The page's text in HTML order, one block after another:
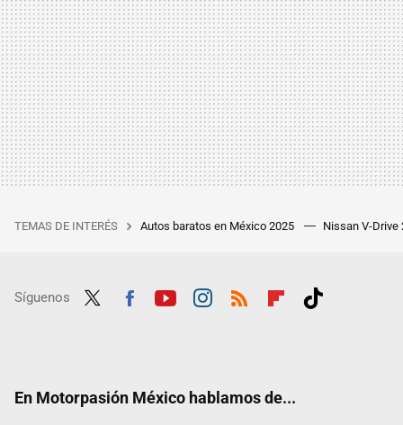
TEMAS DE INTERÉS Autos baratos en México 2025 Nissan V-Drive
Síguenos
En Motorpasión México hablamos de...